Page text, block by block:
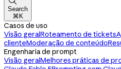
Search
⌘K
Casos de uso
Visão geralRoteamento de tickets
clienteModeração de conteúdo
Engenharia de prompt
Visão geralMelhores práticas de